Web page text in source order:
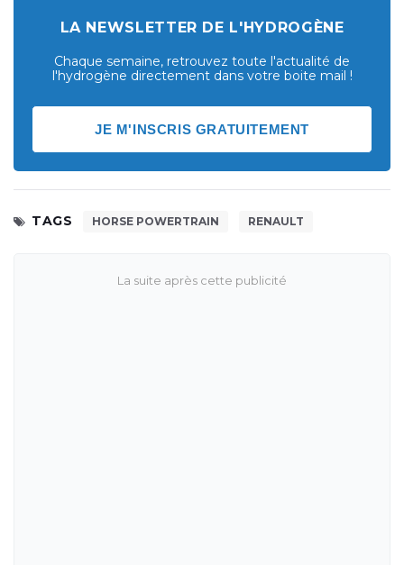
LA NEWSLETTER DE L'HYDROGÈNE
Chaque semaine, retrouvez toute l'actualité de
l'hydrogène directement dans votre boite mail !
JE M'INSCRIS GRATUITEMENT
TAGS HORSE POWERTRAIN RENAULT